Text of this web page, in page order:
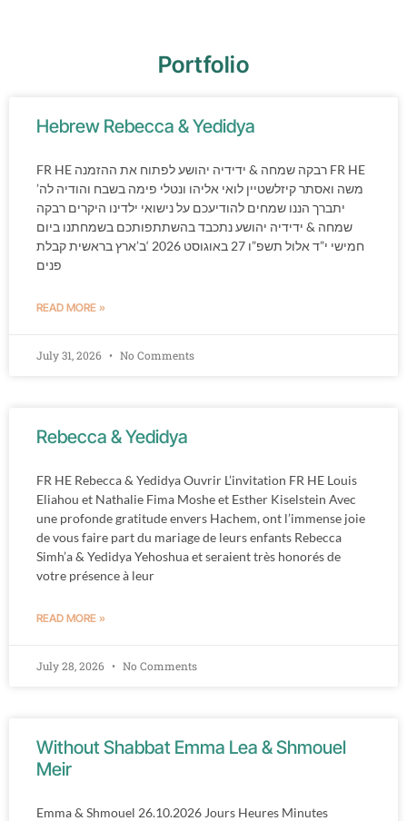
Portfolio
Hebrew Rebecca & Yedidya
FR HE רבקה שמחה & ידידיה יהושע לפתוח את ההזמנה FR HE
משה ואסתר קיזלשטיין לואי אליהו ונטלי פימה בשבח והודיה לה’
יתברך הננו שמחים להודיעכם על נישואי ילדינו היקרים רבקה
שמחה & ידידיה יהושע נתכבד בהשתתפותכם בשמחתנו ביום
חמישי י”ד אלול תשפ”ו 27 באוגוסט 2026 ‘ב’ארץ בראשית קבלת
פנים
READ MORE »
July 31, 2026 No Comments
Rebecca & Yedidya
FR HE Rebecca & Yedidya Ouvrir L’invitation FR HE Louis
Eliahou et Nathalie Fima Moshe et Esther Kiselstein Avec
une profonde gratitude envers Hachem, ont l’immense joie
de vous faire part du mariage de leurs enfants Rebecca
Simh’a & Yedidya Yehoshua et seraient très honorés de
votre présence à leur
READ MORE »
July 28, 2026 No Comments
Without Shabbat Emma Lea & Shmouel
Meir
Emma & Shmouel 26.10.2026 Jours Heures Minutes